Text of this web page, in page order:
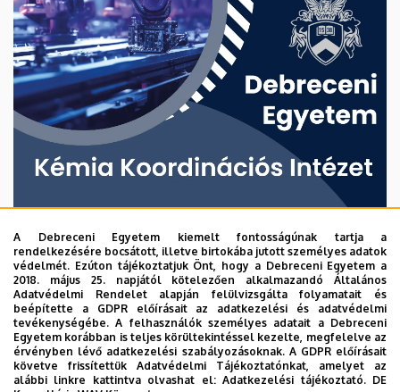
A Debreceni Egyetem kiemelt fontosságúnak tartja a
rendelkezésére bocsátott, illetve birtokába jutott személyes adatok
védelmét. Ezúton tájékoztatjuk Önt, hogy a Debreceni Egyetem a
2018. május 25. napjától kötelezően alkalmazandó Általános
Adatvédelmi Rendelet alapján felülvizsgálta folyamatait és
beépítette a GDPR előírásait az adatkezelési és adatvédelmi
tevékenységébe. A felhasználók személyes adatait a Debreceni
Egyetem korábban is teljes körültekintéssel kezelte, megfelelve az
érvényben lévő adatkezelési szabályozásoknak. A GDPR előírásait
követve frissítettük Adatvédelmi Tájékoztatónkat, amelyet az
alábbi linkre kattintva olvashat el:Adatkezelési tájékoztató. DE